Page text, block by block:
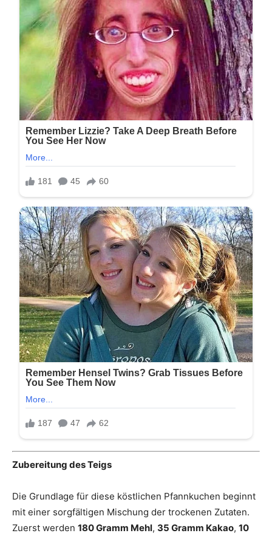
Zubereitung des Teigs
Die Grundlage für diese köstlichen Pfannkuchen beginnt
mit einer sorgfältigen Mischung der trockenen Zutaten.
Zuerst werden 180 Gramm Mehl, 35 Gramm Kakao, 10